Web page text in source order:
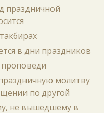
праздничной
в дни праздников
проповеди
молитву
по другой
не вышедшему в